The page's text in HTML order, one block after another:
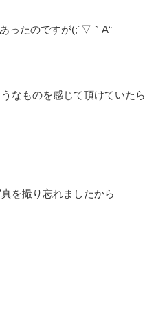
ったのですが(;´▽｀A“
なものを感じて頂けていたら
を撮り忘れましたから